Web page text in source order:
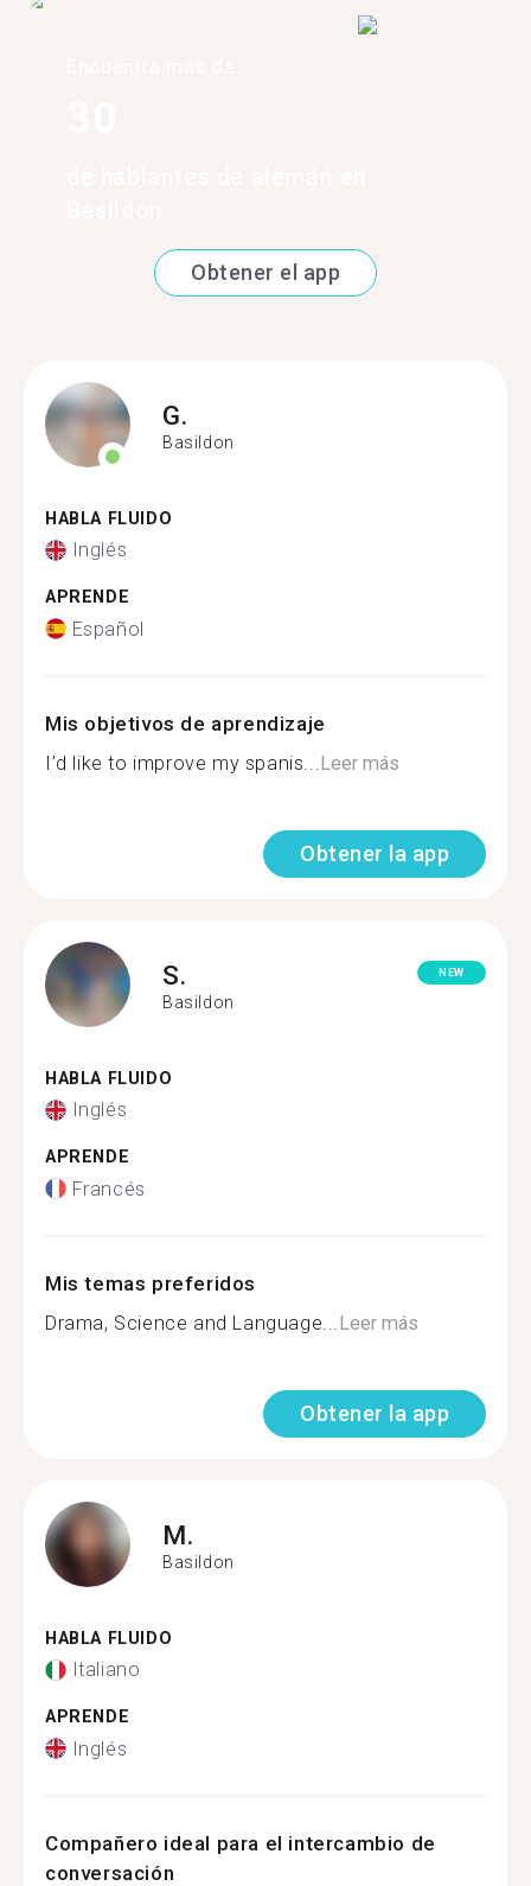
Obtener el app
G.
Basildon
HABLA FLUIDO
Inglés
APRENDE
Español
Mis objetivos de aprendizaje
I’d like to improve my spanis... Leer más
Obtener la app
S.
Basildon
NEW
HABLA FLUIDO
Inglés
APRENDE
Francés
Mis temas preferidos
Drama, Science and Language... Leer más
Obtener la app
M.
Basildon
HABLA FLUIDO
Italiano
APRENDE
Inglés
Compañero ideal para el intercambio de
conversación